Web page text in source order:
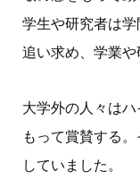
学生や研究者は
追い求め、学業や
大学外の人々は
もって賞賛する
していました。